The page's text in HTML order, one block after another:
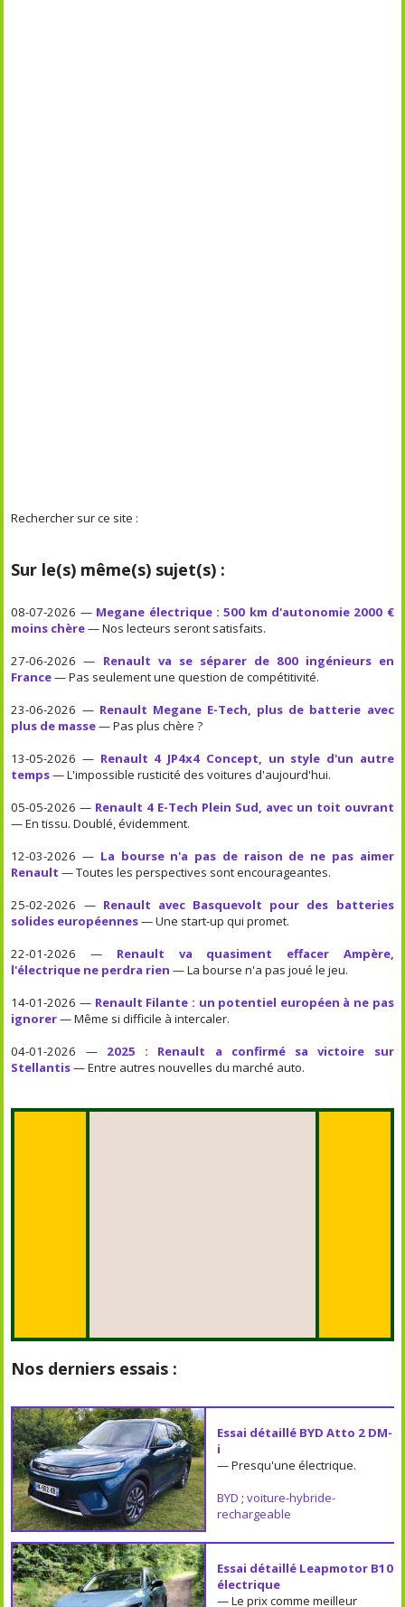
Rechercher sur ce site :
Sur le(s) même(s) sujet(s) :
08-07-2026 — Megane électrique : 500 km d'autonomie 2000 €
moins chère— Nos lecteurs seront satisfaits.
27-06-2026 — Renault va se séparer de 800 ingénieurs en
France— Pas seulement une question de compétitivité.
23-06-2026 — Renault Megane E-Tech, plus de batterie avec
plus de masse— Pas plus chère ?
13-05-2026 — Renault 4 JP4x4 Concept, un style d'un autre
temps— L'impossible rusticité des voitures d'aujourd'hui.
05-05-2026 — Renault 4 E-Tech Plein Sud, avec un toit ouvrant
— En tissu. Doublé, évidemment.
12-03-2026 — La bourse n'a pas de raison de ne pas aimer
Renault — Toutes les perspectives sont encourageantes.
25-02-2026 — Renault avec Basquevolt pour des batteries
solides européennes— Une start-up qui promet.
22-01-2026 — Renault va quasiment effacer Ampère,
l'électrique ne perdra rien — La bourse n'a pas joué le jeu.
14-01-2026 — Renault Filante : un potentiel européen à ne pas
ignorer— Même si difficile à intercaler.
04-01-2026 — 2025 : Renault a confirmé sa victoire sur
Stellantis— Entre autres nouvelles du marché auto.
Nos derniers essais :
Essai détaillé BYD Atto 2 DM-
i
— Presqu'une électrique.
BYD ; voiture-hybride-
rechargeable
Essai détaillé Leapmotor B10
électrique
— Le prix comme meilleur